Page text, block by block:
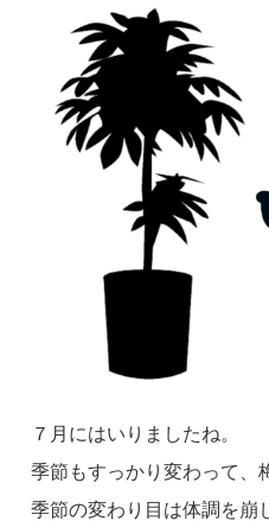
７月にはいりましたね。
季節もすっかり変わって、
季節の変わり目は体調を崩